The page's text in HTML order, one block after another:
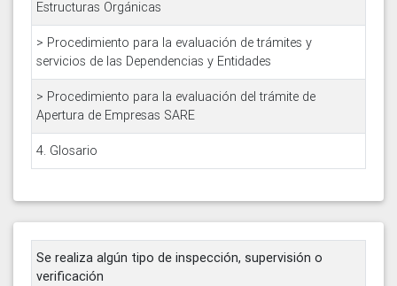
Estructuras Orgánicas
> Procedimiento para la evaluación de trámites y
servicios de las Dependencias y Entidades
> Procedimiento para la evaluación del trámite de
Apertura de Empresas SARE
4. Glosario
Se realiza algún tipo de inspección, supervisión o
verificación